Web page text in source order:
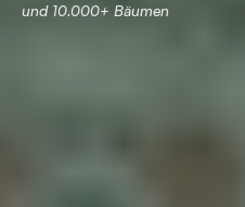
und 10.000+ Bäumen